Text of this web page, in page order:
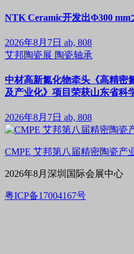
NTK Ceramic开发出Φ300 mm
2026年8月7日 ab, 808
艾邦陶瓷展 陶瓷轴承
中材高新氮化物牵头《高精密
及产业化》项目荣获山东省科
2026年8月7日 ab, 808
CMPE 艾邦第八届精密陶瓷产
2026年8月深圳国际会展中心
粤ICP备17004167号